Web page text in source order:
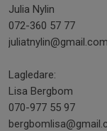
Julia Nylin
072-360 57 77
juliatnylin@gmail.com
Lagledare:
Lisa Bergbom
070-977 55 97